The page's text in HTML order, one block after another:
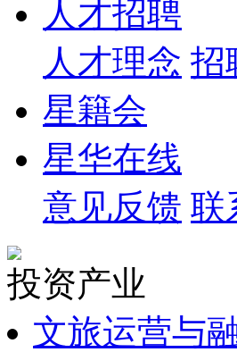
人才招聘
人才理念 招
星籍会
星华在线
意见反馈 联
投资产业
文旅运营与